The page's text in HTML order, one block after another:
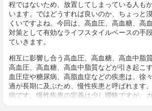
程ではないため、放置してしまっている人も
います。ではどうすれば良いのか、ちょっと
くいですよね。今回は、高血圧、高血糖、高
対策として有効なライフスタイルベースの手
ていきます。
相互に影響し合う高血圧、高血糖、高血中脂質
高血圧、高血糖、高血中脂質などが引き起こ
血圧症や糖尿病、高脂血症などの疾患は、徐
過が長期に及ぶため、慢性疾患と呼ばれます
病です。慢性疾患の定義は少し曖昧ですが、